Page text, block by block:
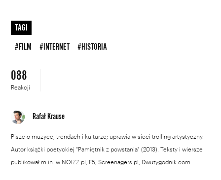
TAGI
#FILM #INTERNET #HISTORIA
088
Reakcji
Rafał Krause
Pisze o muzyce, trendach i kulturze; uprawia w sieci trolling artystyczny.
Autor książki poetyckiej "Pamiętnik z powstania" (2013). Teksty i wiersze
publikował m.in. w NOIZZ.pl, F5, Screenagers.pl, Dwutygodnik.com.